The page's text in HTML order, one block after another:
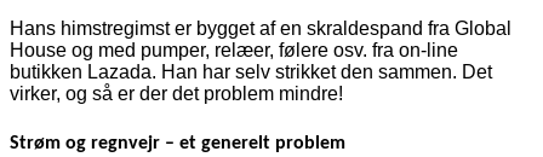
Hans himstregimst er bygget af en skraldespand fra Global
House og med pumper, relæer, følere osv. fra on-line
butikken Lazada. Han har selv strikket den sammen. Det
virker, og så er der det problem mindre!
Strøm og regnvejr – et generelt problem